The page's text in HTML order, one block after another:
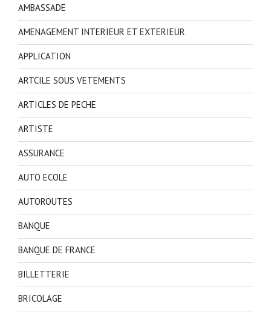
AMBASSADE
AMENAGEMENT INTERIEUR ET EXTERIEUR
APPLICATION
ARTCILE SOUS VETEMENTS
ARTICLES DE PECHE
ARTISTE
ASSURANCE
AUTO ECOLE
AUTOROUTES
BANQUE
BANQUE DE FRANCE
BILLETTERIE
BRICOLAGE